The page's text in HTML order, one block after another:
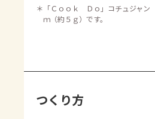
＊ 「Ｃｏｏｋ Ｄｏ」コチュジャ
ｍ（約５ｇ）です。
つくり方